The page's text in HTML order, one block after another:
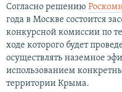
Согласно решению
года в Москве состоится
конкурсной комиссии по
ходе которого будет
осуществлять наземное
использованием
территории Крыма.